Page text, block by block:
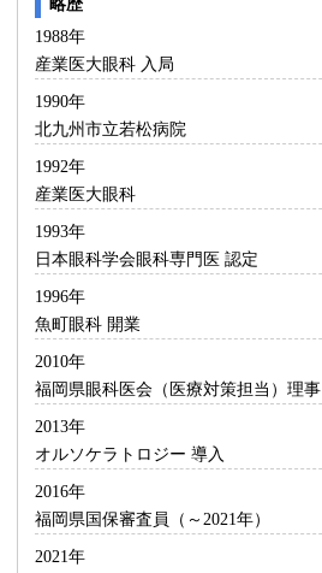
略歴
1988年
産業医大眼科 入局
1990年
北九州市立若松病院
1992年
産業医大眼科
1993年
日本眼科学会眼科専門医 認定
1996年
魚町眼科 開業
2010年
福岡県眼科医会（医療対策担当）理事
2013年
オルソケラトロジー 導入
2016年
福岡県国保審査員（～2021年）
2021年